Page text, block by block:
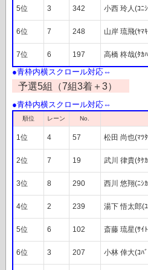
5位 3 342 小西 玲人(ｺﾆ
6位 7 248 山岸 琉飛(ﾔﾏ
7位 6 197 高橋 柊哉(ﾀｶ
予選5組（7組3着＋3）
順位 レーン No.
1位 4 57 松田 尚也(ﾏﾂ
2位 7 19 武川 律貴(ﾀｹ
3位 8 290 西川 悠翔(ﾆｼ
4位 2 239 湯下 悟太郎(
5位 6 102 斎藤 琉星(ｻｲ
6位 3 207 小林 倖大(ｺﾊ